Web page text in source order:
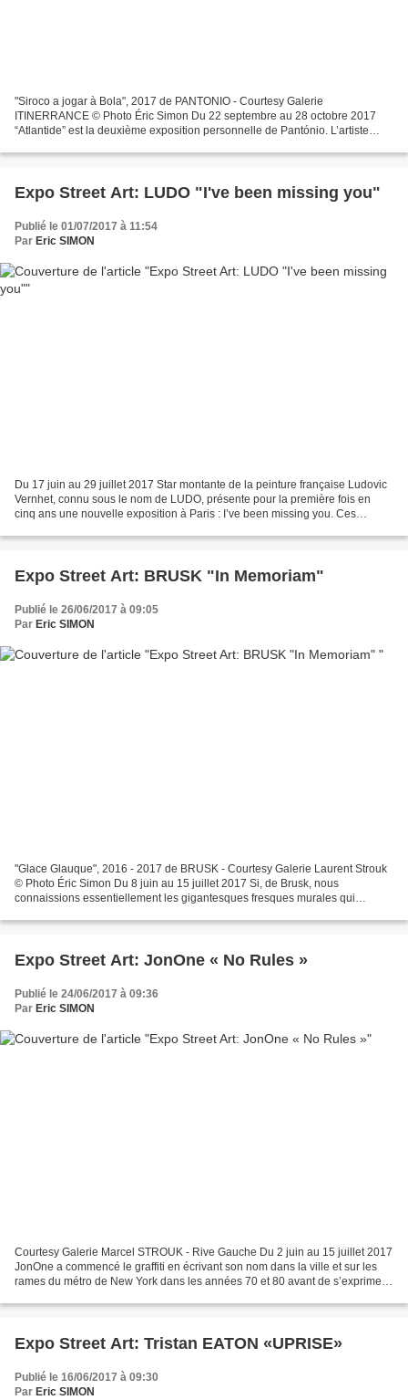
"Siroco a jogar à Bola", 2017 de PANTONIO - Courtesy Galerie
ITINERRANCE © Photo Éric Simon Du 22 septembre au 28 octobre 2017
“Atlantide” est la deuxième exposition personnelle de Pantónio. L’artiste
Expo Street Art: LUDO "I've been missing you"
Publié le 01/07/2017 à 11:54
Par Eric SIMON
Du 17 juin au 29 juillet 2017 Star montante de la peinture française Ludovic
Vernhet, connu sous le nom de LUDO, présente pour la première fois en
cinq ans une nouvelle exposition à Paris : I’ve been missing you. Ces
Expo Street Art: BRUSK "In Memoriam"
Publié le 26/06/2017 à 09:05
Par Eric SIMON
"Glace Glauque", 2016 - 2017 de BRUSK - Courtesy Galerie Laurent Strouk
© Photo Éric Simon Du 8 juin au 15 juillet 2017 Si, de Brusk, nous
connaissions essentiellement les gigantesques fresques murales qui
Expo Street Art: JonOne « No Rules »
Publié le 24/06/2017 à 09:36
Par Eric SIMON
Courtesy Galerie Marcel STROUK - Rive Gauche Du 2 juin au 15 juillet 2017
JonOne a commencé le graffiti en écrivant son nom dans la ville et sur les
rames du métro de New York dans les années 70 et 80 avant de s’exprimer
Expo Street Art: Tristan EATON «UPRISE»
Publié le 16/06/2017 à 09:30
Par Eric SIMON